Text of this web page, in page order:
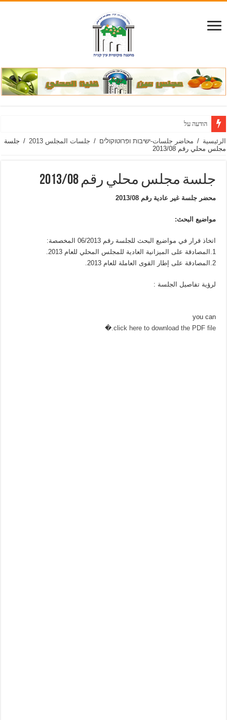
הודעה על הארכת מועד להג
الرئيسية / محاضر جلسات-ישיבות ופרוטוקולים / جلسات المجلس 2013 / جلسة
مجلس محلي رقم 2013/08
جلسة مجلس محلي رقم 2013/08
محضر جلسة غير عادية رقم 2013/08
مواضيع البحث:
اتخاذ قرار في مواضيع البحث للجلسة رقم 06/2013 المخصصة:
1.المصادقة على الميزانية العادية للمجلس المحلي للعام 2013.
2.المصادقة على إطار القوى العاملة للعام 2013.
لرؤية تفاصيل الجلسة :
you can
click here to download the PDF file.
�